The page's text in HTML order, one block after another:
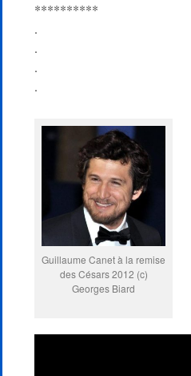
**********
.
.
.
.
Guillaume Canet à la remise
des Césars 2012 (c)
Georges Biard